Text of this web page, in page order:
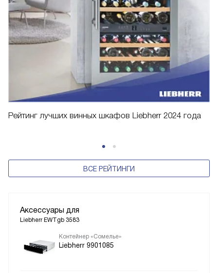
Рейтинг лучших винных шкафов Liebherr 2024 года
ВСЕ РЕЙТИНГИ
Аксессуары для
Liebherr EWTgb 3583
Контейнер «Сомелье»
Liebherr 9901085